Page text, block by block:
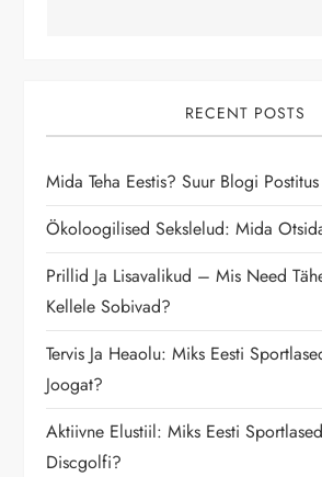
i
g
a
t
i
o
n
RECENT POSTS
Mida Teha Eestis? Suur Blogi
Ökoloogilised Sekslelud: Mida
Prillid Ja Lisavalikud – Mis Need
Kellele Sobivad?
Tervis Ja Heaolu: Miks Eesti
Joogat?
Aktiivne Elustiil: Miks Eesti
Discgolfi?